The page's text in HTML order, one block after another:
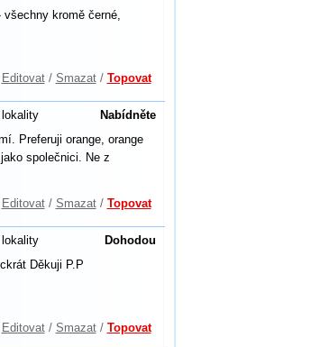
kromě černé,
Editovat/ Smazat/ Topovat
Nabídněte
Preferuji orange, orange
společnici. Ne z
Editovat/ Smazat/ Topovat
Dohodou
Děkuji P.P
Editovat/ Smazat/ Topovat